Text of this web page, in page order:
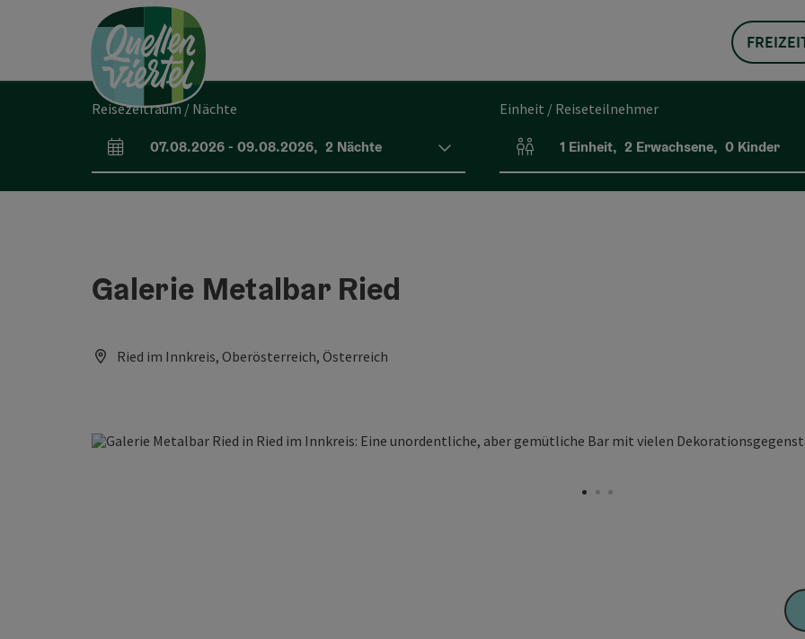
Zum InhaltAccesskey
[0]
Zur NavigationAccesskey
Zum Seitenanfang Accesskey
Reisezeitraum / Nächte
An- und Abreisefelder
07.08.2026- 09.08.2026, 2 Nächte
Einheit / Reiseteilnehmer
Einheitenanzahl und Personenfelder
1 Einheit, 2 Erwachsene, 0 Kinder
Galerie Metalbar Ried
Ried im Innkreis, Oberösterreich, Österreich